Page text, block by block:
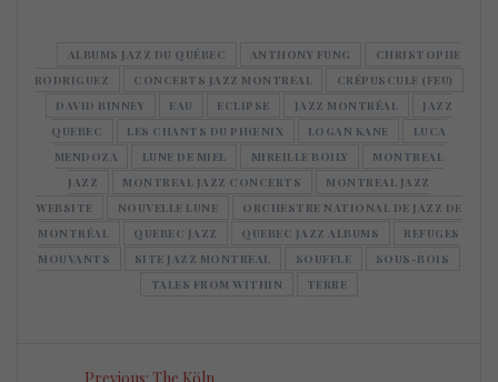
ALBUMS JAZZ DU QUÉBEC ANTHONY FUNG
CHRISTOPHE
RODRIGUEZ
CONCERTS JAZZ MONTREAL
CRÉPUSCULE (FEU)
DAVID BINNEY
EAU ECLIPSE JAZZ MONTRÉAL
JAZZ
QUEBEC
LES CHANTS DU PHŒNIX LOGAN KANE
LUCA
MENDOZA
LUNE DE MIEL MIREILLE BOILY
MONTREAL
JAZZ
MONTREAL JAZZ CONCERTS
MONTREAL JAZZ
WEBSITE
NOUVELLE LUNE
ORCHESTRE NATIONAL DE JAZZ DE
MONTRÉAL
QUEBEC JAZZ QUEBEC JAZZ ALBUMS
REFUGES
MOUVANTS
SITE JAZZ MONTREAL SOUFFLE
SOUS-BOIS
TALES FROM WITHIN
TERRE
Navigation
Previous